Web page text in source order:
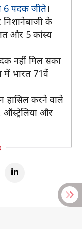
6 पदक जीते।
के
और 5 कांस्य
नहीं मिल सका
में भारत 71वें
हासिल करने वाले
ऑस्ट्रेलिया और